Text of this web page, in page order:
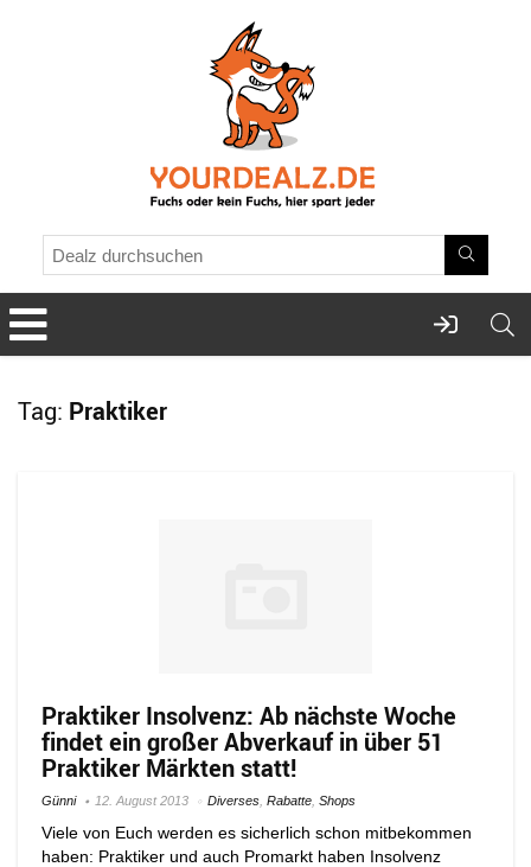
Tag: Praktiker
Praktiker Insolvenz: Ab nächste Woche
findet ein großer Abverkauf in über 51
Praktiker Märkten statt!
Günni 12. August 2013 Diverses Rabatte Shops
Viele von Euch werden es sicherlich schon mitbekommen
haben: Praktiker und auch Promarkt haben Insolvenz